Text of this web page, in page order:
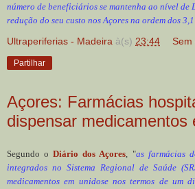
número de beneficiários se mantenha ao nível de
redução do seu custo nos Açores na ordem dos
Ultraperiferias - Madeira à(s) 23:44 Sem
Partilhar
Açores: Farmácias
dispensar medicamentos
Segundo oDiário dos Açores, "as farmácias
integrados no Sistema Regional de Saúde
medicamentos em unidose nos termos de um